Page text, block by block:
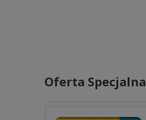
Oferta Specjalna